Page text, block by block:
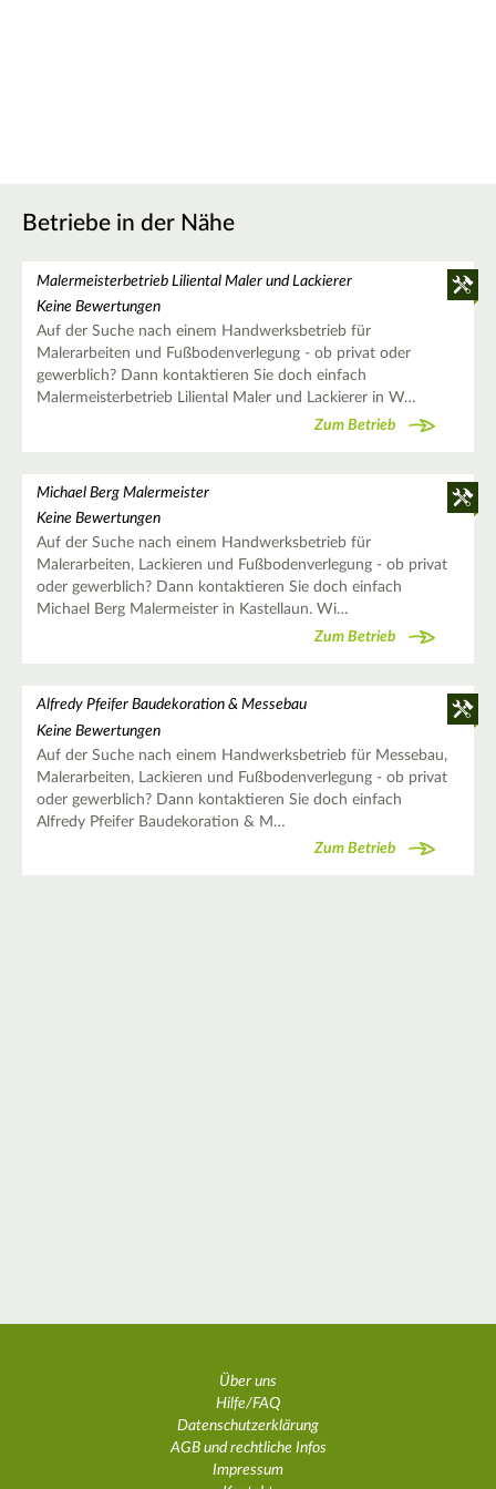
Betriebe in der Nähe
Malermeisterbetrieb Liliental Maler und Lackierer
Keine Bewertungen
Auf der Suche nach einem Handwerksbetrieb für
Malerarbeiten und Fußbodenverlegung - ob privat oder
gewerblich? Dann kontaktieren Sie doch einfach
Malermeisterbetrieb Liliental Maler und Lackierer in W…
Zum Betrieb
Michael Berg Malermeister
Keine Bewertungen
Auf der Suche nach einem Handwerksbetrieb für
Malerarbeiten, Lackieren und Fußbodenverlegung - ob privat
oder gewerblich? Dann kontaktieren Sie doch einfach
Michael Berg Malermeister in Kastellaun. Wi…
Zum Betrieb
Alfredy Pfeifer Baudekoration & Messebau
Keine Bewertungen
Auf der Suche nach einem Handwerksbetrieb für Messebau,
Malerarbeiten, Lackieren und Fußbodenverlegung - ob privat
oder gewerblich? Dann kontaktieren Sie doch einfach
Alfredy Pfeifer Baudekoration & M…
Zum Betrieb
Über uns
Hilfe/FAQ
Datenschutzerklärung
AGB und rechtliche Infos
Impressum